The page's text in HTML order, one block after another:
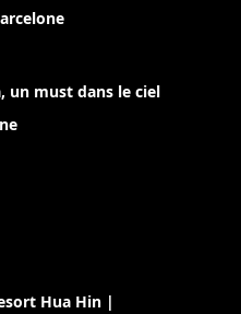
un must dans le ciel
Hua Hin |